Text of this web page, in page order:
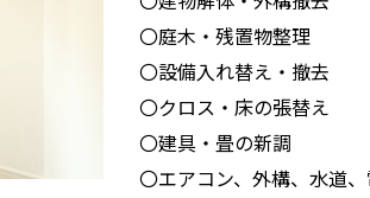
〇庭木・残置物整理
〇設備入れ替え・撤去
〇クロス・床の張替え
〇建具・畳の新調
〇エアコン、外構、水道